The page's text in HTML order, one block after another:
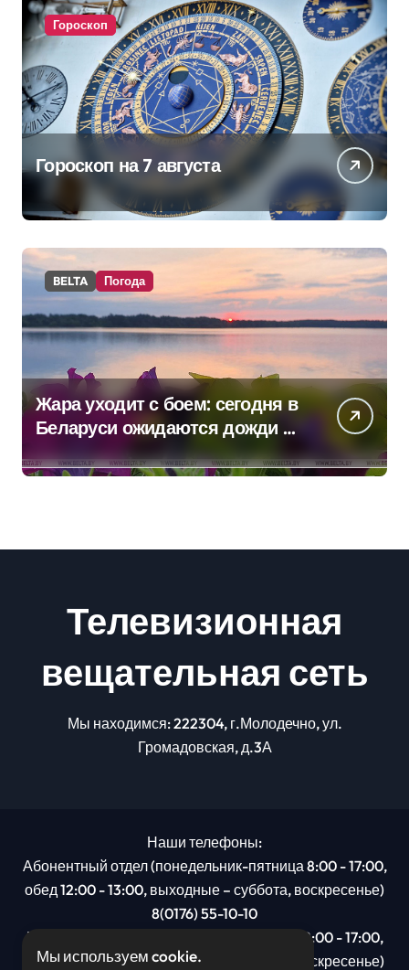
Гороскоп
Гороскоп на 7 августа
BELTA Погода
Жара уходит с боем: сегодня в
Беларуси ожидаются дожди и
грозы
Телевизионная
вещательная сеть
Мы находимся: 222304, г.Молодечно, ул.
Громадовская, д.3А
Наши телефоны:
Абонентный отдел (понедельник-пятница 8:00 - 17:00,
обед 12:00 - 13:00, выходные – суббота, воскресенье)
8(0176) 55-10-10
Рекламный отдел (понедельник-пятница 8:00 - 17:00,
обед 12:00 - 13:00, выходные – суббота, воскресенье)
Мы используем cookie.